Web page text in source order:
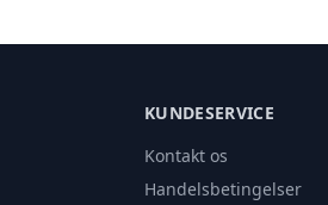
KUNDESERVICE
Kontakt os
Handelsbetingelser